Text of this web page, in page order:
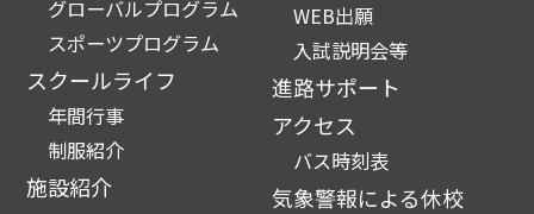
グローバルプログラム
スポーツプログラム
スクールライフ
年間行事
制服紹介
施設紹介
WEB出願
入試説明会等
進路サポート
アクセス
バス時刻表
気象警報による休校